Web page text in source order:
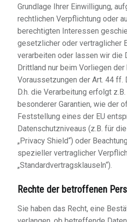
Grundlage Ihrer Einwilligung,
rechtlichen Verpflichtung oder
berechtigten Interessen
gesetzlicher oder vertraglicher
verarbeiten oder lassen wir die
Drittland nur beim Vorliegen
Voraussetzungen der Art. 44 ff.
D.h. die Verarbeitung erfolgt
besonderer Garantien, wie der
Feststellung eines der EU
Datenschutzniveaus (z.B. für
„Privacy Shield“) oder
spezieller vertraglicher
„Standardvertragsklauseln“).
Rechte der betroffenen
Sie haben das Recht, eine